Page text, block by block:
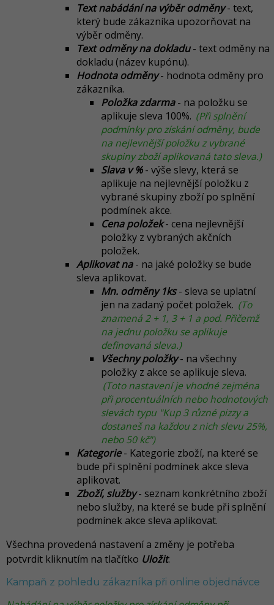
Text nabádání na výběr odměny- text,
který bude zákazníka upozorňovat na
výběr odměny.
Text odměny na dokladu- text odměny na
dokladu (název kupónu).
Hodnota odměny- hodnota odměny pro
zákazníka.
Položka zdarma- na položku se
aplikuje sleva 100%. (Při splnění
podmínky pro získání odměny, bude
na nejlevnější položku z vybrané
skupiny zboží aplikovaná tato sleva.)
Slava v %- výše slevy, která se
aplikuje na nejlevnější položku z
vybrané skupiny zboží po splnění
podmínek akce.
Cena položek- cena nejlevnější
položky z vybraných akčních
položek.
Aplikovat na- na jaké položky se bude
sleva aplikovat.
Mn. odměny 1ks- sleva se uplatní
jen na zadaný počet položek. (To
znamená 2 + 1, 3 + 1 a pod. Přičemž
na jednu položku se aplikuje
definovaná sleva.)
Všechny položky- na všechny
položky z akce se aplikuje sleva.
(Toto nastavení je vhodné zejména
při procentuálních nebo hodnotových
slevách typu "Kup 3 různé pizzy a
dostaneš na každou z nich slevu 25%,
nebo 50 kč")
Kategorie- Kategorie zboží, na které se
bude při splnění podmínek akce sleva
aplikovat.
Zboží, služby- seznam konkrétního zboží
nebo služby, na které se bude při splnění
podmínek akce sleva aplikovat.
Všechna provedená nastavení a změny je potřeba
potvrdit kliknutím na tlačítko Uložit.
Kampaň z pohledu zákazníka při online objednávce